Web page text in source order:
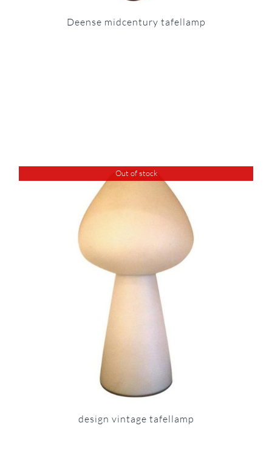
Deense midcentury tafellamp
Out of stock
design vintage tafellamp